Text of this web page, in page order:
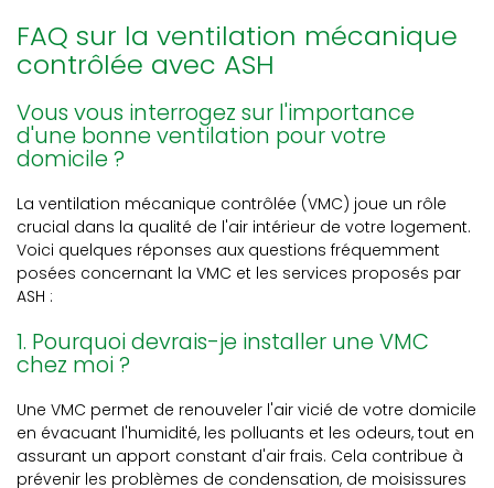
FAQ sur la ventilation mécanique
contrôlée avec ASH
Vous vous interrogez sur l'importance
d'une bonne ventilation pour votre
domicile ?
La ventilation mécanique contrôlée (VMC) joue un rôle
crucial dans la qualité de l'air intérieur de votre logement.
Voici quelques réponses aux questions fréquemment
posées concernant la VMC et les services proposés par
ASH :
1. Pourquoi devrais-je installer une VMC
chez moi ?
Une VMC permet de renouveler l'air vicié de votre domicile
en évacuant l'humidité, les polluants et les odeurs, tout en
assurant un apport constant d'air frais. Cela contribue à
prévenir les problèmes de condensation, de moisissures